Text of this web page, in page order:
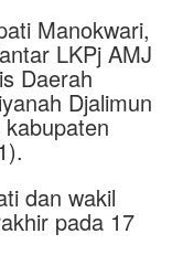
Manokwari,
LKPj AMJ
Daerah
Djalimun
dan wakil
pada 17